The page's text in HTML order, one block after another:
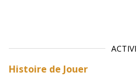
Histoire de Jouer